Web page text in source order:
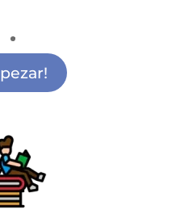
Alcobendas